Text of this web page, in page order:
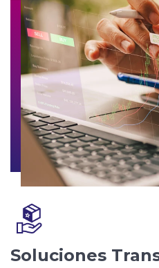
Soluciones